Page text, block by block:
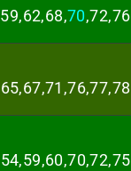
70,72,76